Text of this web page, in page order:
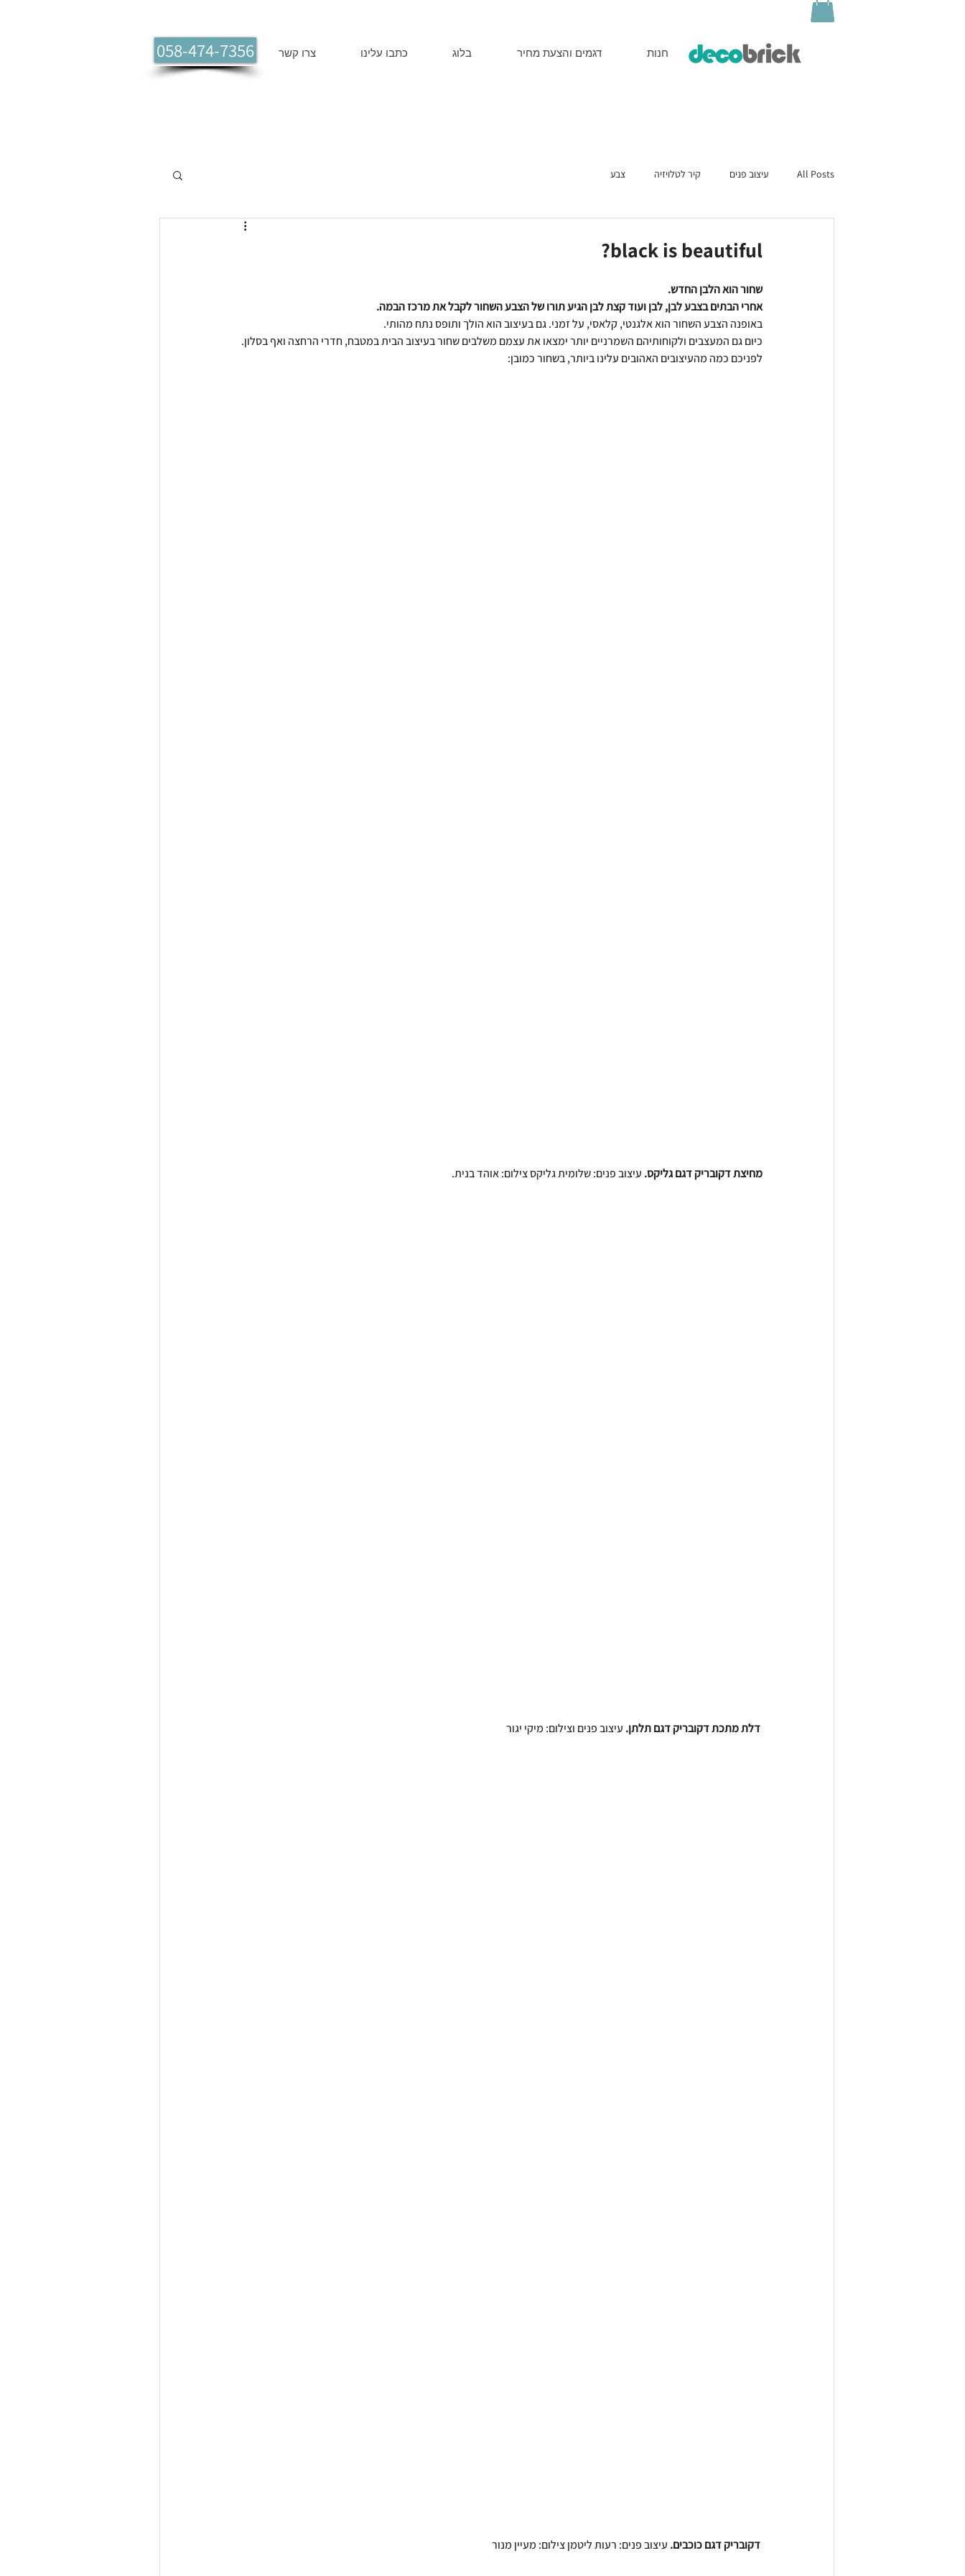
חנות דגמים והצעת מחיר בלוג כתבו עלינו צרו קשר 058-474-7356
All Posts עיצוב פנים קיר לטלויזיה צבע
black is beautiful?
שחור הוא הלבן החדש.
אחרי הבתים בצבע לבן, לבן ועוד קצת לבן הגיע תורו של הצבע השחור לקבל את מרכז הבמה.
באופנה הצבע השחור הוא אלגנטי, קלאסי, על זמני. גם בעיצוב הוא הולך ותופס נתח מהותי.
כיום גם המעצבים ולקוחותיהם השמרניים יותר ימצאו את עצמם משלבים שחור בעיצוב הבית במטבח, חדרי הרחצה ואף בסלון.
לפניכם כמה מהעיצובים האהובים עלינו ביותר, בשחור כמובן:
מחיצת דקובריק דגם גליקס. עיצוב פנים: שלומית גליקס צילום: אוהד בנית.
עיצוב פנים וצילום: מיקי יגור
דקובריק דגם כוכבים. עיצוב פנים: רעות ליטמן צילום: מעיין מנור